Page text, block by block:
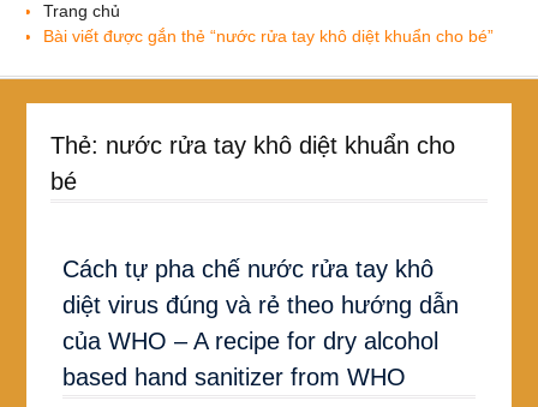
Trang chủ
Bài viết được gắn thẻ “nước rửa tay khô diệt khuẩn cho bé”
Thẻ: nước rửa tay khô diệt khuẩn cho
bé
Cách tự pha chế nước rửa tay khô
diệt virus đúng và rẻ theo hướng dẫn
của WHO – A recipe for dry alcohol
based hand sanitizer from WHO